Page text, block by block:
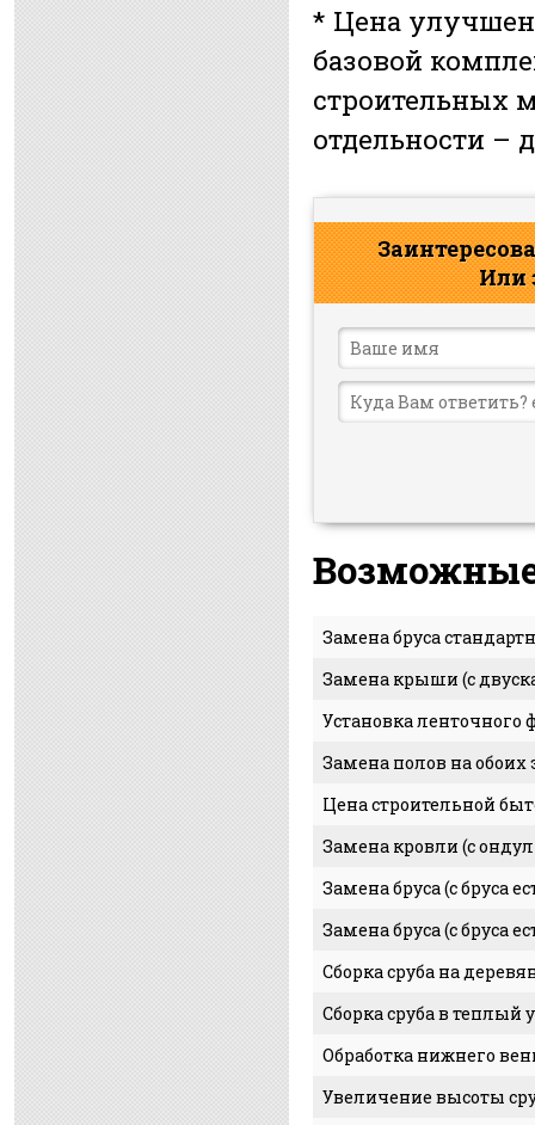
* Цена
базовой
строительных
отдельности –
Или
Замена бруса
Замена крыши (с
Установка ленточного
Замена полов на
Цена строительной
Замена кровли (с
Замена бруса (с бруса
Замена бруса (с бруса
Сборка сруба на
Сборка сруба в теплый
Обработка нижнего
Увеличение высоты